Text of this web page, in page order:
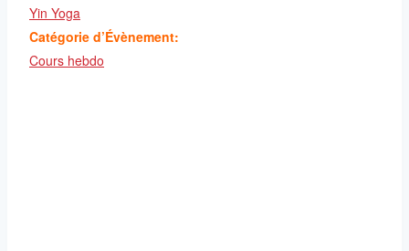
Yin Yoga
Catégorie d’Évènement:
Cours hebdo